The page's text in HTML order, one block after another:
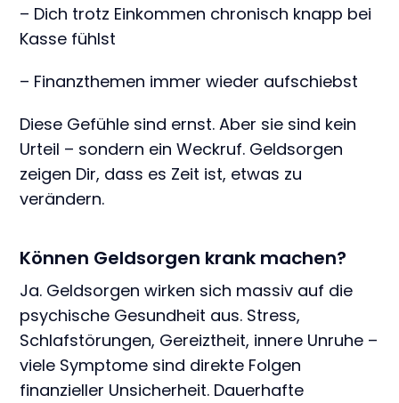
– Dich trotz Einkommen chronisch knapp bei
Kasse fühlst
– Finanzthemen immer wieder aufschiebst
Diese Gefühle sind ernst. Aber sie sind kein
Urteil – sondern ein Weckruf. Geldsorgen
zeigen Dir, dass es Zeit ist, etwas zu
verändern.
Können Geldsorgen krank machen?
Ja. Geldsorgen wirken sich massiv auf die
psychische Gesundheit aus. Stress,
Schlafstörungen, Gereiztheit, innere Unruhe –
viele Symptome sind direkte Folgen
finanzieller Unsicherheit. Dauerhafte